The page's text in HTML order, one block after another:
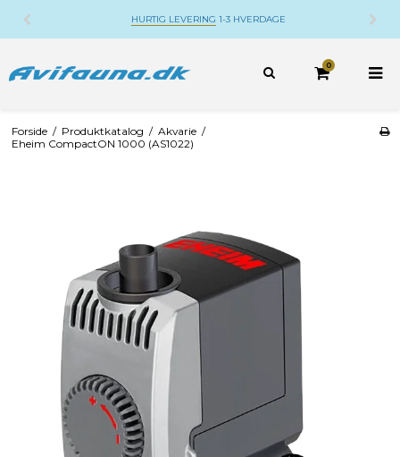
HURTIG LEVERING 1-3 HVERDAGE
0
Forside / Produktkatalog / Akvarie /
Eheim CompactON 1000 (AS1022)